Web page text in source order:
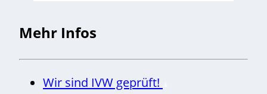
Mehr Infos
Wir sind IVW geprüft!